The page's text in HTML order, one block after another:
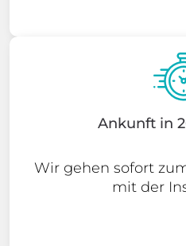
Ankunft in
Wir gehen sofort
mit der